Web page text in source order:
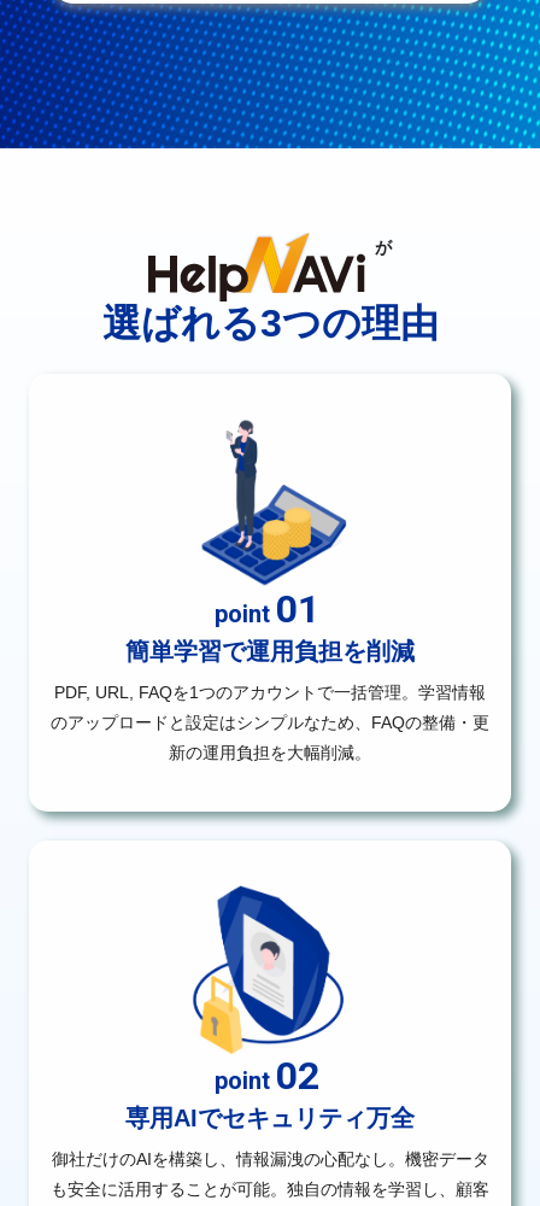
が
選ばれる3つの理由
point 01
簡単学習で運用負担を削減
PDF, URL, FAQを1つのアカウントで一括管理。学習情報
のアップロードと設定はシンプルなため、FAQの整備・更
新の運用負担を大幅削減。
point 02
専用AIでセキュリティ万全
御社だけのAIを構築し、情報漏洩の心配なし。機密データ
も安全に活用することが可能。独自の情報を学習し、顧客